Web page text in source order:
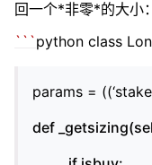
回一个*非零*的大小：
`` `python class
params =
def